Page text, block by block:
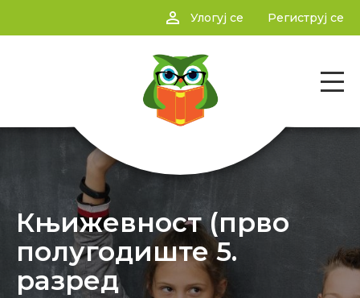
person_outline Улогуј се Региструј се
Књижевност (прво
полугодиште 5.
разред